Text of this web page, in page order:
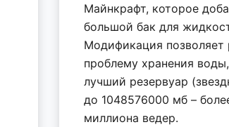
Майнкрафт, которое
большой бак для
Модификация позволяет
проблему хранения
лучший резервуар
до 1048576000 мб –
миллиона ведер.